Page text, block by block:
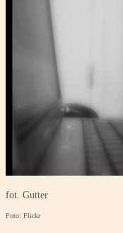
fot. Gutter
Foto: Flickr